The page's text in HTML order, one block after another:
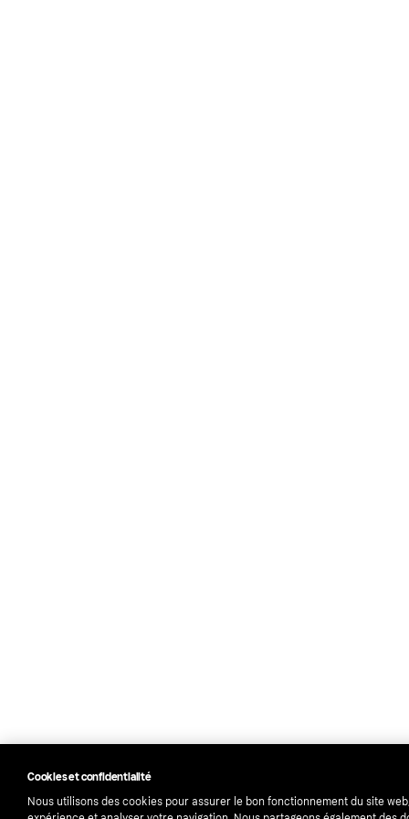
Cookies et confidentialité
Nous utilisons des cookies pour assurer le bon fonctionnement du site